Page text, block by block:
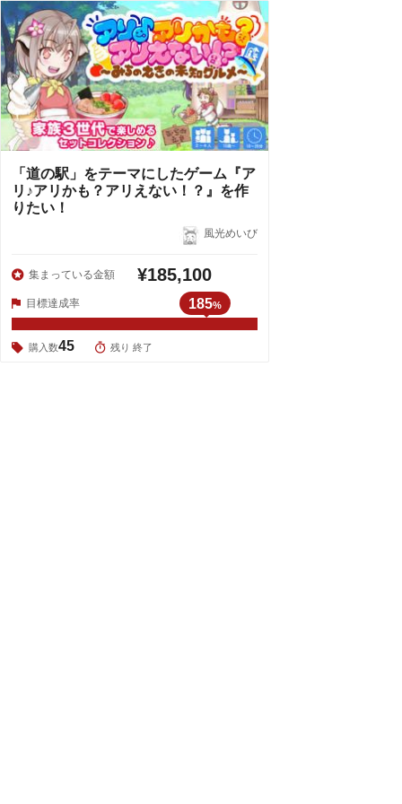
「道の駅」をテーマにしたゲーム『ア
リ♪アリかも？アリえない！？』を作
りたい！
風光めいび
集まっている金額 ¥185,100
目標達成率 185%
購入数45 残り 終了